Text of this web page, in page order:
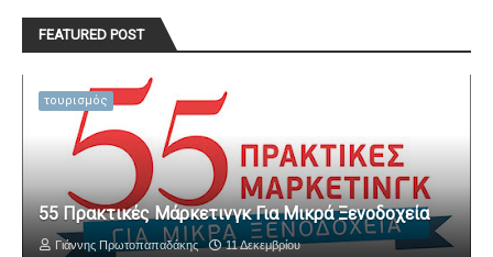
FEATURED POST
τουρισμός
55 Πρακτικές Μάρκετινγκ Για Μικρά Ξενοδοχεία
Γιάννης Πρωτοπαπαδάκης 11 Δεκεμβρίου